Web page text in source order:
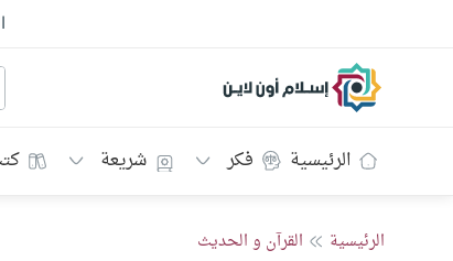
إسلام أون لاين
الرئيسية فكر شريعة
الرئيسية القرآن و الحديث